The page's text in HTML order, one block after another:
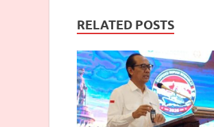
RELATED POSTS